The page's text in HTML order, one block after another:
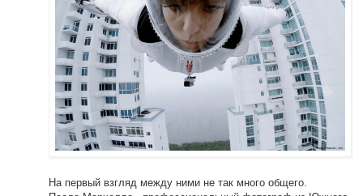
На первый взгляд между ними не так много общего.